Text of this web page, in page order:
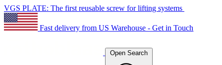
VGS PLATE: The first reusable screw for lifting systems
Fast delivery from US Warehouse - Get in Touch
Open Search